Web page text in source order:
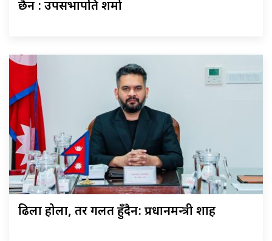
छैन : उपसभापति शर्मा
ढिला होला, तर गलत हुँदैन: प्रधानमन्त्री शाह